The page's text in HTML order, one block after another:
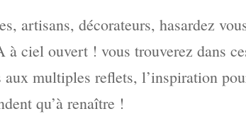
artisans, décorateurs, hasardez
à ciel ouvert ! vous trouverez dans
aux multiples reflets, l’inspiration
qu’à renaître !